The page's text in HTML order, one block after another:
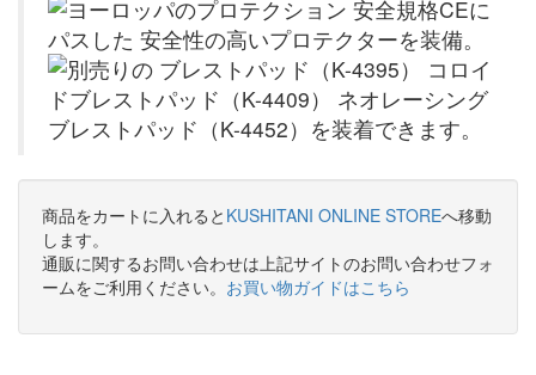
商品をカートに入れると KUSHITANI ONLINE STOREへ移動
します。
通販に関するお問い合わせは上記サイトのお問い合わせフォ
ームをご利用ください。 お買い物ガイドはこちら